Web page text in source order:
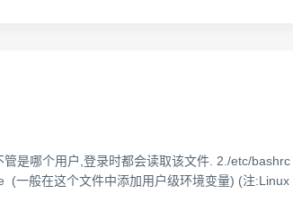
是哪个用户,登录时都会读取该文件. 2./etc/
一般在这个文件中添加用户级环境变量) (注